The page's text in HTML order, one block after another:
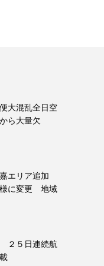
大混乱全日空
ら大量欠
エリア追加
に変更 地域
２５日連続航